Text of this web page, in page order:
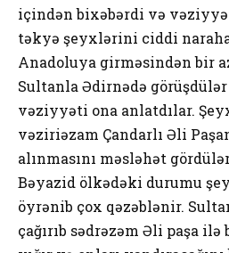
içindən bixəbərdi və
təkyə şeyxlərini ciddi
Anadoluya girməsindən bir
Sultanla Ədirnədə
vəziyyəti ona anlatdılar.
vəziriəzam Çandarlı Əli
alınmasını məsləhət
Bəyazid ölkədəki durumu
öyrənib çox qəzəblənir.
çağırıb sədrəzəm Əli paşa